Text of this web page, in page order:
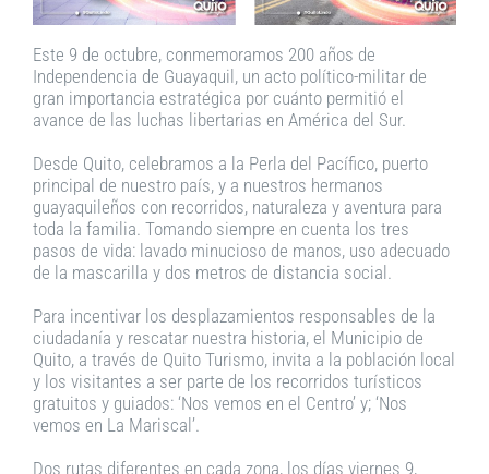
Este 9 de octubre, conmemoramos 200 años de
Independencia de Guayaquil, un acto político-militar de
gran importancia estratégica por cuánto permitió el
avance de las luchas libertarias en América del Sur.
Desde Quito, celebramos a la Perla del Pacífico, puerto
principal de nuestro país, y a nuestros hermanos
guayaquileños con recorridos, naturaleza y aventura para
toda la familia. Tomando siempre en cuenta los tres
pasos de vida: lavado minucioso de manos, uso adecuado
de la mascarilla y dos metros de distancia social.
Para incentivar los desplazamientos responsables de la
ciudadanía y rescatar nuestra historia, el Municipio de
Quito, a través de Quito Turismo, invita a la población local
y los visitantes a ser parte de los recorridos turísticos
gratuitos y guiados: ‘Nos vemos en el Centro’ y; ‘Nos
vemos en La Mariscal’.
Dos rutas diferentes en cada zona, los días viernes 9,